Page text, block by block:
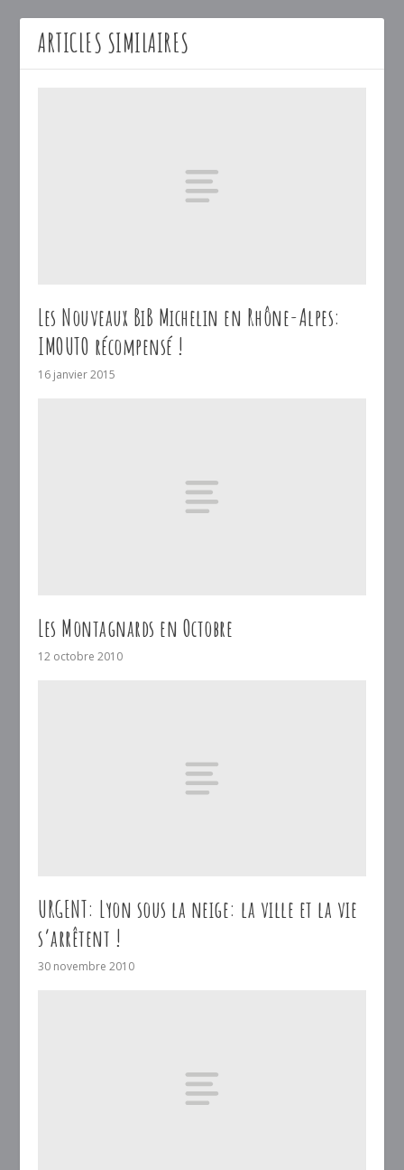
ARTICLES SIMILAIRES
Les Nouveaux BiB Michelin en Rhône-Alpes:
IMOUTO récompensé !
16 janvier 2015
Les Montagnards en Octobre
12 octobre 2010
URGENT: Lyon sous la neige: la ville et la vie
s’arrêtent !
30 novembre 2010